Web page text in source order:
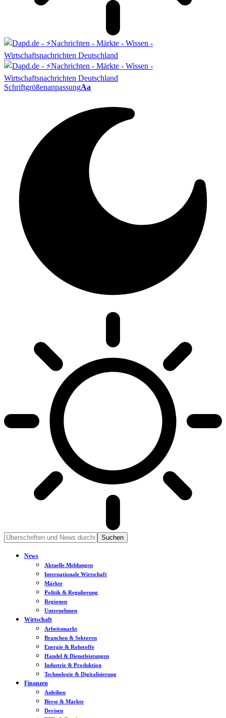
SchriftgrößenanpassungAa
News
Aktuelle Meldungen
Internationale Wirtschaft
Märkte
Politik & Regulierung
Regionen
Unternehmen
Wirtschaft
Arbeitsmarkt
Branchen & Sektoren
Energie & Rohstoffe
Handel & Dienstleistungen
Industrie & Produktion
Technologie & Digitalisierung
Finanzen
Anleihen
Börse & Märkte
Devisen